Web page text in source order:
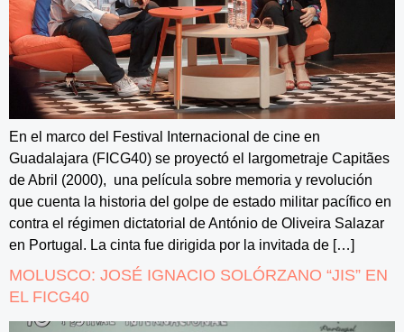
En el marco del Festival Internacional de cine en
Guadalajara (FICG40) se proyectó el largometraje Capitães
de Abril (2000), una película sobre memoria y revolución
que cuenta la historia del golpe de estado militar pacífico en
contra el régimen dictatorial de António de Oliveira Salazar
en Portugal. La cinta fue dirigida por la invitada de […]
MOLUSCO: JOSÉ IGNACIO SOLÓRZANO “JIS” EN
EL FICG40